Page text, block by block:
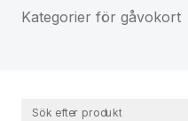
Kategorier för gåvokort
Sök efter produkt